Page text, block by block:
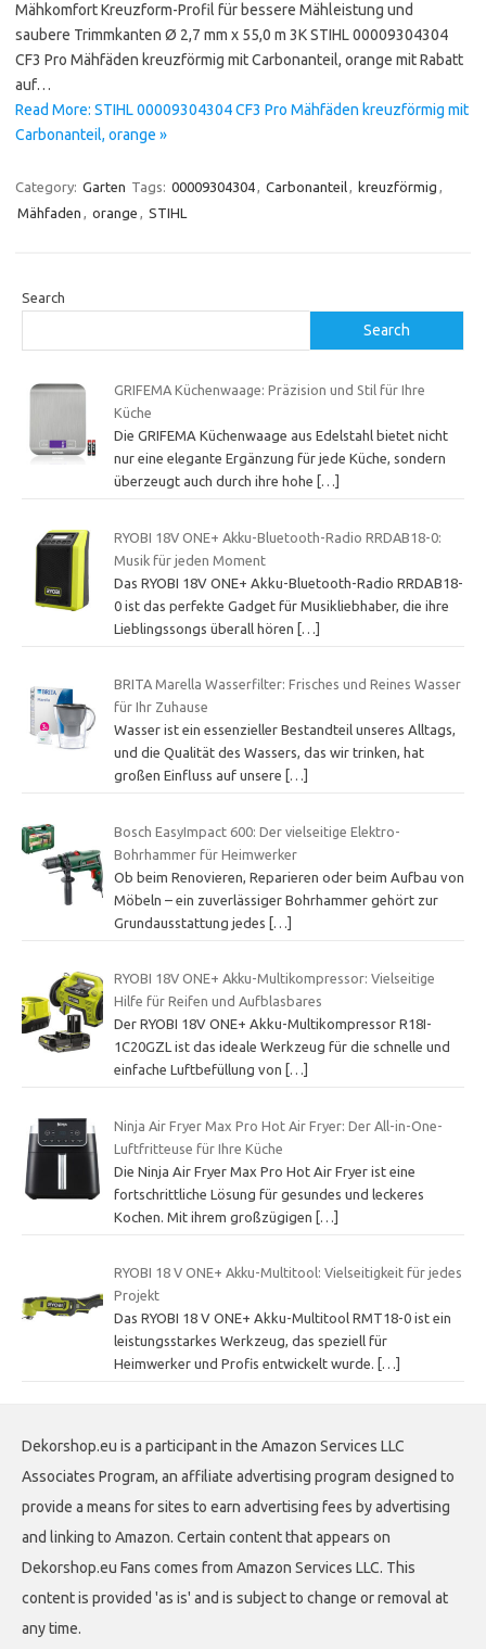
Mähkomfort Kreuzform-Profil für bessere Mähleistung und
saubere Trimmkanten Ø 2,7 mm x 55,0 m 3K STIHL 00009304304
CF3 Pro Mähfäden kreuzförmig mit Carbonanteil, orange mit Rabatt
auf…
Read More: STIHL 00009304304 CF3 Pro Mähfäden kreuzförmig mit
Carbonanteil, orange »
Category: Garten Tags: 00009304304, Carbonanteil, kreuzförmig ,
Mähfaden , orange , STIHL
Search
Search
GRIFEMA Küchenwaage: Präzision und Stil für Ihre
Küche
Die GRIFEMA Küchenwaage aus Edelstahl bietet nicht
nur eine elegante Ergänzung für jede Küche, sondern
überzeugt auch durch ihre hohe
[…]
RYOBI 18V ONE+ Akku-Bluetooth-Radio RRDAB18-0:
Musik für jeden Moment
Das RYOBI 18V ONE+ Akku-Bluetooth-Radio RRDAB18-
0 ist das perfekte Gadget für Musikliebhaber, die ihre
Lieblingssongs überall hören […]
BRITA Marella Wasserfilter: Frisches und Reines Wasser
für Ihr Zuhause
Wasser ist ein essenzieller Bestandteil unseres Alltags,
und die Qualität des Wassers, das wir trinken, hat
großen Einfluss auf unsere
[…]
Bosch EasyImpact 600: Der vielseitige Elektro-
Bohrhammer für Heimwerker
Ob beim Renovieren, Reparieren oder beim Aufbau von
Möbeln – ein zuverlässiger Bohrhammer gehört zur
Grundausstattung jedes […]
RYOBI 18V ONE+ Akku-Multikompressor: Vielseitige
Hilfe für Reifen und Aufblasbares
Der RYOBI 18V ONE+ Akku-Multikompressor R18I-
1C20GZL ist das ideale Werkzeug für die schnelle und
einfache Luftbefüllung von
[…]
Ninja Air Fryer Max Pro Hot Air Fryer: Der All-in-One-
Luftfritteuse für Ihre Küche
Die Ninja Air Fryer Max Pro Hot Air Fryer ist eine
fortschrittliche Lösung für gesundes und leckeres
Kochen. Mit ihrem großzügigen […]
RYOBI 18 V ONE+ Akku-Multitool: Vielseitigkeit für jedes
Projekt
Das RYOBI 18 V ONE+ Akku-Multitool RMT18-0 ist ein
leistungsstarkes Werkzeug, das speziell für
Heimwerker und Profis entwickelt wurde.
[…]
Dekorshop.eu is a participant in the Amazon Services LLC
Associates Program, an affiliate advertising program designed to
provide a means for sites to earn advertising fees by advertising
and linking to Amazon. Certain content that appears on
Dekorshop.eu Fans comes from Amazon Services LLC. This
content is provided 'as is' and is subject to change or removal at
any time.